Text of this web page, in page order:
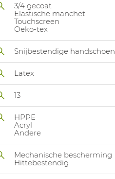
3/4 gecoat
Elastische manchet
Touchscreen
Oeko-tex
Snijbestendige handschoen
Latex
13
HPPE
Acryl
Andere
Mechanische bescherming
Hittebestendig